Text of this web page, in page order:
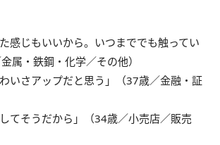
感じもいいから。いつまででも触ってい
属・鉄鋼・化学／その他）
いさアップだと思う」（37歳／金融・証
てそうだから」（34歳／小売店／販売